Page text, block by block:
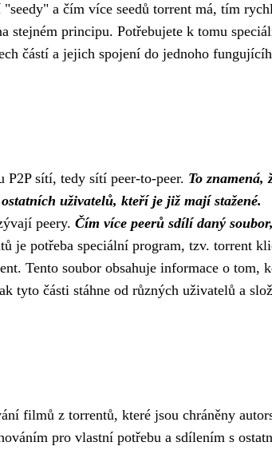
a čím více seedů torrent má, tím
stejném principu. Potřebujete k tomu
částí a jejich spojení do jednoho
sítí, tedy sítí peer-to-peer. To znamená,
uživatelů, kteří je již mají stažené.
peery. Čím více peerů sdílí daný
je potřeba speciální program, tzv. torrent
Tento soubor obsahuje informace o tom,
tyto části stáhne od různých uživatelů a
filmů z torrentů, které jsou chráněny
pro vlastní potřebu a sdílením s